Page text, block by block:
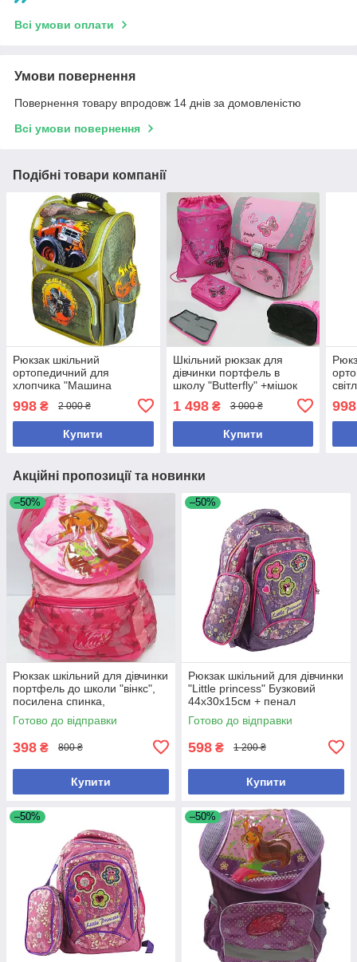
Всі умови оплати
Умови повернення
Повернення товару впродовж 14 днів за домовленістю
Всі умови повернення
Подібні товари компанії
Рюкзак шкільний
ортопедичний для
хлопчика "Машина
монстр" світловідбиваючі
елементи
998 ₴ 2 000 ₴
Купити
Шкільний рюкзак для
дівчинки портфель в
школу "Butterfly" +мішок
для взуття+пенал плоский
ортопедична спинка
1 498₴ 3 000 ₴
Купити
998
Акційні пропозиції та новинки
–50%
Рюкзак шкільний для дівчинки
портфель до школи "вінкс",
посилена спинка,
пластиковий піддон
Готово до відправки
398 ₴ 800 ₴
Купити
–50%
Рюкзак шкільний для дівчинки
"Little princess" Бузковий
44х30х15см + пенал
Готово до відправки
598 ₴ 1 200 ₴
Купити
–50% –50%